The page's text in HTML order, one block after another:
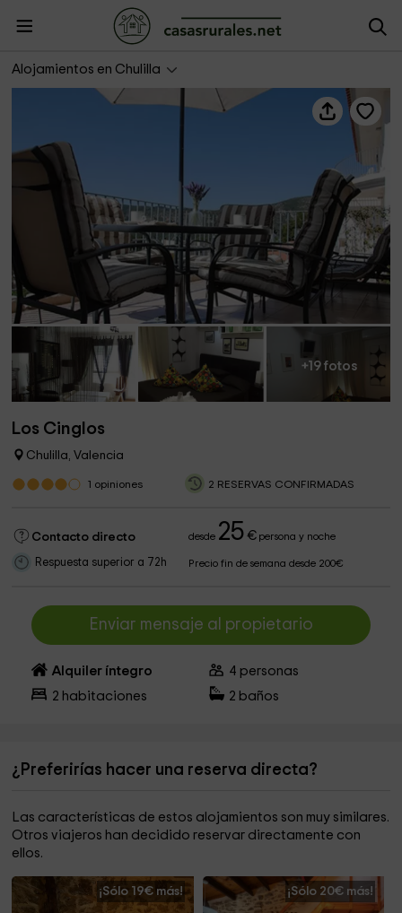
Alojamientos en Chulilla
+19 fotos
Los Cinglos
Chulilla, Valencia
1 opiniones 2 RESERVAS CONFIRMADAS
Contacto directo desde 25 €persona y noche
Respuesta superior a 72h Precio fin de semana desde 200€
Enviar mensaje al propietario
Alquiler íntegro 4 personas
2 habitaciones 2 baños
¿Preferirías hacer una reserva directa?
Las características de estos alojamientos son muy similares.
Otros viajeros han decidido reservar directamente con
ellos.
¡Sólo 19€ más! ¡Sólo 20€ más!